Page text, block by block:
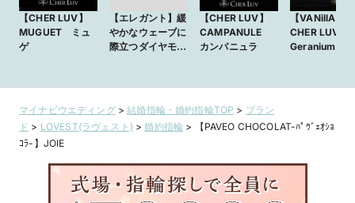
【CHER LUV】
MUGUET ミュ
ゲ
【エレガント】緩
やかなウェーブに
際立つダイヤモン
【CHER LUV】
CAMPANULE
カンパニュラ
【VANillA】
CHER LUV・
Geranium -ゼ
マイナビウエディング>結婚指輪・婚約指輪TOP > ブラン
ド > LOVEST(ラヴェスト) >婚約指輪 >
【PAVEO CHOCOLAT-ﾊﾟｳﾞｪｵｼｮ
ｺﾗ-】JOIE